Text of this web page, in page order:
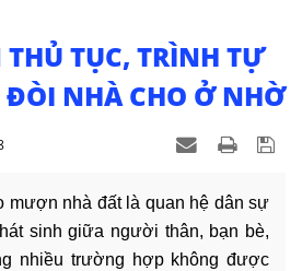
TỤC, TRÌNH TỰ
ĐÒI NHÀ CHO Ở NHỜ
mượn nhà đất là quan hệ dân sự
sinh giữa người thân, bạn bè,
nhiều trường hợp không được